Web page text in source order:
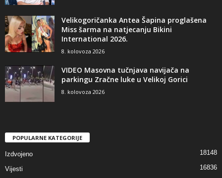
Velikogoričanka Antea Šapina proglašena
Miss šarma na natjecanju Bikini
International 2026.
8. kolovoza 2026
VIDEO Masovna tučnjava navijača na
parkingu Zračne luke u Velikoj Gorici
8. kolovoza 2026
POPULARNE KATEGORIJE
Izdvojeno 18148
Vijesti 16836